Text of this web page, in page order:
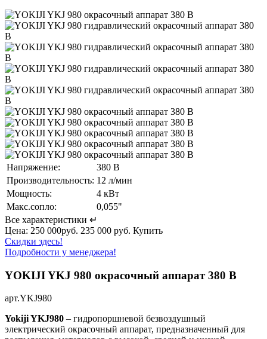
Напряжение:
380 В
Производительность: 12 л/мин
Мощность:
4 кВт
Макс.сопло:
0,055"
Все характеристики ↵
Цена: 250 000руб. 235 000 руб. Купить
Скидки здесь!
Подробности у менеджера!
YOKIJI YKJ 980 окрасочный аппарат 380 В
арт.YKJ980
Yokiji YKJ980 – гидропоршневой безвоздушный
электрический окрасочный аппарат, предназначенный для